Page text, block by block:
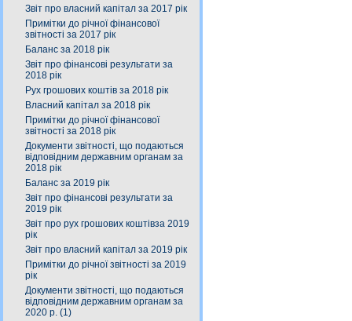
Звіт про власний капітал за 2017 рік
Примітки до річної фінансової
звітності за 2017 рік
Баланс за 2018 рік
Звіт про фінансові результати за
2018 рік
Рух грошових коштів за 2018 рік
Власний капітал за 2018 рік
Примітки до річної фінансової
звітності за 2018 рік
Документи звітності, що подаються
відповідним державним органам за
2018 рік
Баланс за 2019 рік
Звіт про фінансові результати за
2019 рік
Звіт про рух грошових коштівза 2019
рік
Звіт про власний капітал за 2019 рік
Примітки до річної звітності за 2019
рік
Документи звітності, що подаються
відповідним державним органам за
2020 р. (1)